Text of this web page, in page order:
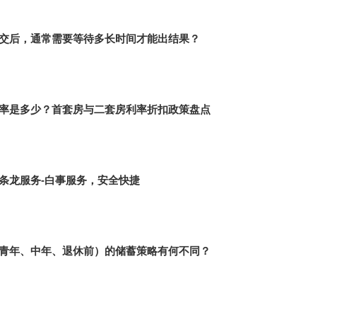
后，通常需要等待多长时间才能出结果？
是多少？首套房与二套房利率折扣政策盘点
龙服务-白事服务，安全快捷
年、中年、退休前）的储蓄策略有何不同？